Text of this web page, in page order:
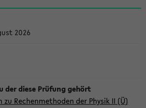
2026
zu Rechenmethoden der Physik II (Ü)